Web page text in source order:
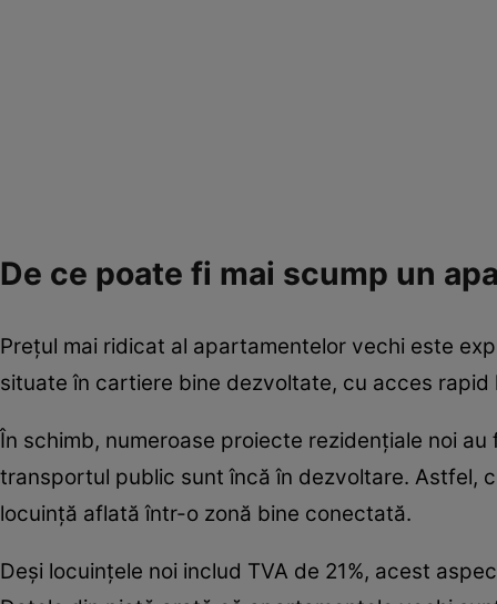
De ce poate fi mai scump un
Prețul mai ridicat al apartamentelor vechi este
situate în cartiere bine dezvoltate, cu acces
În schimb, numeroase proiecte rezidențiale noi
transportul public sunt încă în dezvoltare. Astfel,
locuință aflată într-o zonă bine conectată.
Deși locuințele noi includ TVA de 21%, acest